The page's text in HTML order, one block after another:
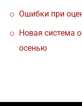
Ошибки при
Новая система
осенью